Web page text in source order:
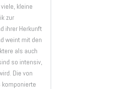
kleine
zur
ihrer Herkunft
weint mit den
als auch
so intensiv,
Die von
komponierte